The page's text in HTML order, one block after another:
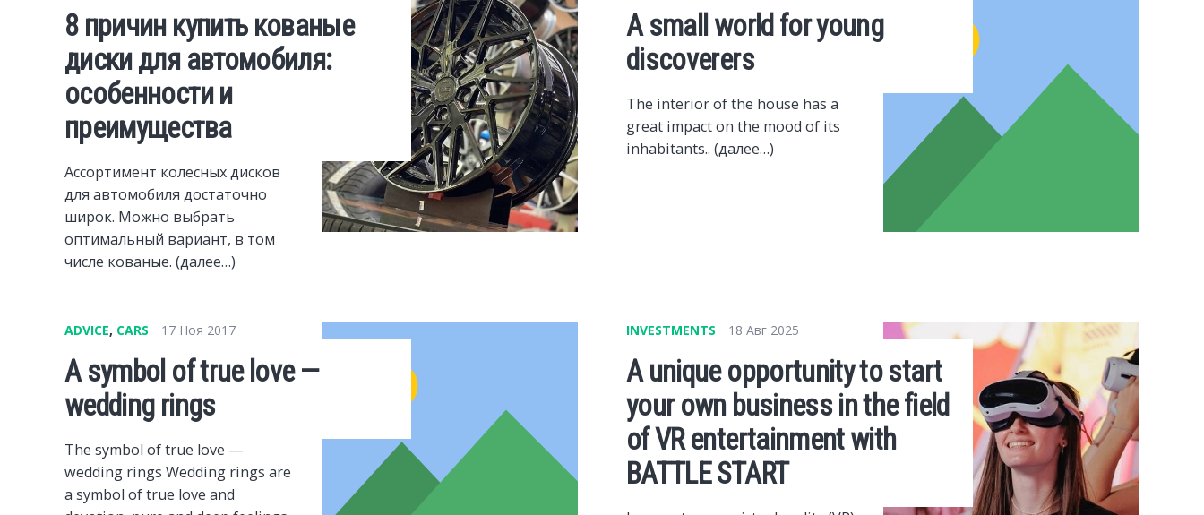
8 причин купить кованые
диски для автомобиля:
особенности и
преимущества
Ассортимент колесных дисков
для автомобиля достаточно
широк. Можно выбрать
оптимальный вариант, в том
числе кованые. (далее…)
A small world for young
discoverers
The interior of the house has a
great impact on the mood of its
inhabitants.. (далее…)
ADVICE, CARS 17 Ноя 2017
A symbol of true love —
wedding rings
The symbol of true love —
wedding rings Wedding rings are
a symbol of true love and
INVESTMENTS 18 Авг 2025
A unique opportunity to start
your own business in the field
of VR entertainment with
BATTLE START